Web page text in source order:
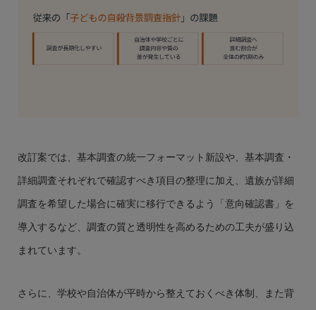
改訂案では、基本調査の統一フォーマット新設や、基本調査・
詳細調査それぞれで確認すべき項目の整理に加え、遺族が詳細
調査を希望した場合に確実に移行できるよう「意向確認書」を
導入するなど、調査の質と透明性を高めるための工夫が盛り込
まれています。
さらに、学校や自治体が平時から整えておくべき体制、また背